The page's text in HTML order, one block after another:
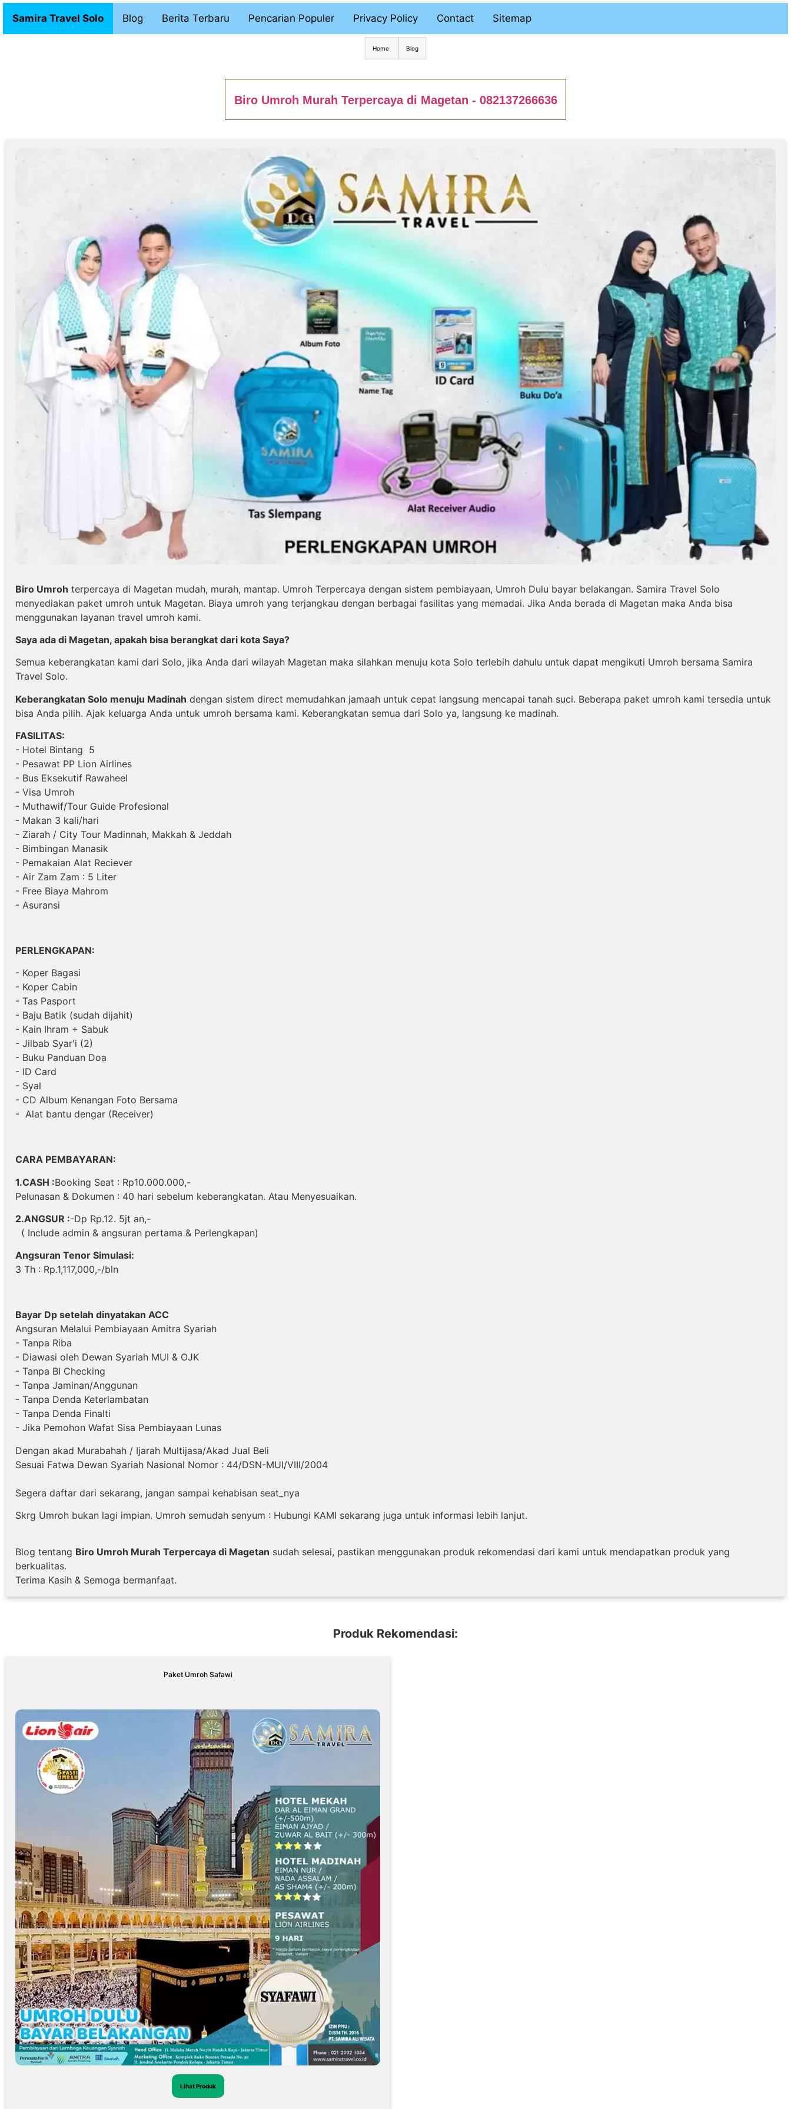
Samira Travel Solo Blog Berita Terbaru Pencarian Populer Privacy Policy Contact Sitemap
Home Blog
Biro Umroh Murah Terpercaya di Magetan - 082137266636
Biro Umroh terpercaya di Magetan mudah, murah, mantap. Umroh Terpercaya dengan sistem pembiayaan, Umroh Dulu bayar belakangan. Samira Travel Solo
menyediakan paket umroh untuk Magetan. Biaya umroh yang terjangkau dengan berbagai fasilitas yang memadai. Jika Anda berada di Magetan maka Anda bisa
menggunakan layanan travel umroh kami.
Saya ada di Magetan, apakah bisa berangkat dari kota Saya?
Semua keberangkatan kami dari Solo, jika Anda dari wilayah Magetan maka silahkan menuju kota Solo terlebih dahulu untuk dapat mengikuti Umroh bersama Samira
Travel Solo.
Keberangkatan Solo menuju Madinah dengan sistem direct memudahkan jamaah untuk cepat langsung mencapai tanah suci. Beberapa paket umroh kami tersedia untuk
bisa Anda pilih. Ajak keluarga Anda untuk umroh bersama kami. Keberangkatan semua dari Solo ya, langsung ke madinah.
FASILITAS:
- Hotel Bintang 5
- Pesawat PP Lion Airlines
- Bus Eksekutif Rawaheel
- Visa Umroh
- Muthawif/Tour Guide Profesional
- Makan 3 kali/hari
- Ziarah / City Tour Madinnah, Makkah & Jeddah
- Bimbingan Manasik
- Pemakaian Alat Reciever
- Air Zam Zam : 5 Liter
- Free Biaya Mahrom
- Asuransi
PERLENGKAPAN:
- Koper Bagasi
- Koper Cabin
- Tas Pasport
- Baju Batik (sudah dijahit)
- Kain Ihram + Sabuk
- Jilbab Syar'i (2)
- Buku Panduan Doa
- ID Card
- Syal
- CD Album Kenangan Foto Bersama
- Alat bantu dengar (Receiver)
CARA PEMBAYARAN:
1.CASH :Booking Seat : Rp10.000.000,-
Pelunasan & Dokumen : 40 hari sebelum keberangkatan. Atau Menyesuaikan.
2.ANGSUR :-Dp Rp.12. 5jt an,-
( Include admin & angsuran pertama & Perlengkapan)
Angsuran Tenor Simulasi:
3 Th : Rp.1,117,000,-/bln
Bayar Dp setelah dinyatakan ACC
Angsuran Melalui Pembiayaan Amitra Syariah
- Tanpa Riba
- Diawasi oleh Dewan Syariah MUI & OJK
- Tanpa BI Checking
- Tanpa Jaminan/Anggunan
- Tanpa Denda Keterlambatan
- Tanpa Denda Finalti
- Jika Pemohon Wafat Sisa Pembiayaan Lunas
Dengan akad Murabahah / Ijarah Multijasa/Akad Jual Beli
Sesuai Fatwa Dewan Syariah Nasional Nomor : 44/DSN-MUI/VIII/2004
Segera daftar dari sekarang, jangan sampai kehabisan seat_nya
Skrg Umroh bukan lagi impian. Umroh semudah senyum : Hubungi KAMI sekarang juga untuk informasi lebih lanjut.
Blog tentang Biro Umroh Murah Terpercaya di Magetan sudah selesai, pastikan menggunakan produk rekomendasi dari kami untuk mendapatkan produk yang
berkualitas.
Terima Kasih & Semoga bermanfaat.
Produk Rekomendasi:
Paket Umroh Safawi
Lihat Produk